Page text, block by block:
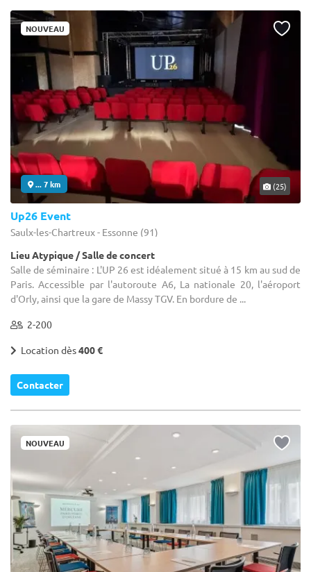
NOUVEAU
... 7 km (25)
Up26 Event
Saulx-les-Chartreux - Essonne (91)
Lieu Atypique / Salle de concert
Salle de séminaire : L'UP 26 est idéalement situé à 15 km au sud de
Paris. Accessible par l'autoroute A6, La nationale 20, l'aéroport
d'Orly, ainsi que la gare de Massy TGV. En bordure de ...
2-200
Location dès400 €
Contacter
NOUVEAU